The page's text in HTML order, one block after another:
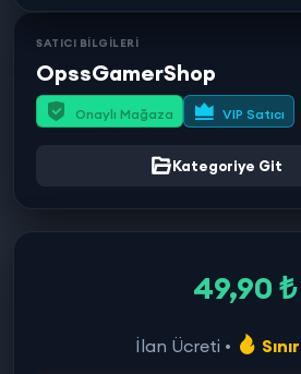
SATICI BİLGİLERİ
OpssGamerShop
Onaylı Mağaza VIP Satıcı
Kategoriye Git
49,90 ₺
İlan Ücreti •